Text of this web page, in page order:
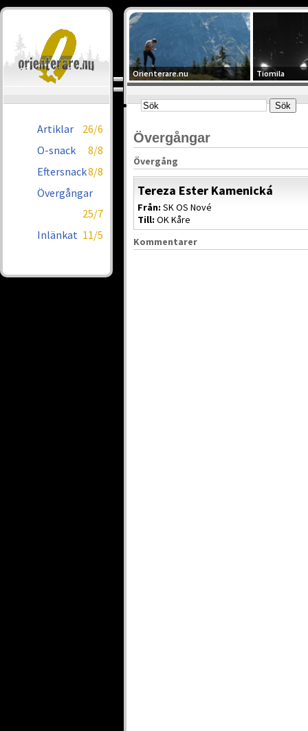
Artiklar
26/6
O-snack
8/8
Eftersnack8/8
Övergångar
25/7
Inlänkat 11/5
Orienterare.nu Tiomila
Övergångar
Övergång
Tereza Ester Kamenická
Från: SK OS Nové
Till: OK Kåre
Kommentarer